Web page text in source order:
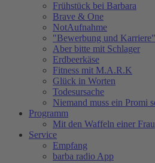
Frühstück bei Barbara
Brave & One
NotAufnahme
"Bewerbung und Karriere"
Aber bitte mit Schlager
Erdbeerkäse
Fitness mit M.A.R.K
Glück in Worten
Todesursache
Niemand muss ein Promi
Programm
Mit den Waffeln einer Frau
Service
Empfang
barba radio App